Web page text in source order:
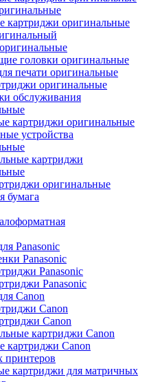
картриджи оригинальные
головки оригинальные
печати оригинальные
оригинальные
обслуживания
картриджи оригинальные
устройства
картриджи
оригинальные
бумага
Panasonic
Panasonic
Panasonic
Panasonic
Canon
Canon
Canon
картриджи Canon
картриджи Canon
принтеров
картриджи для матричных